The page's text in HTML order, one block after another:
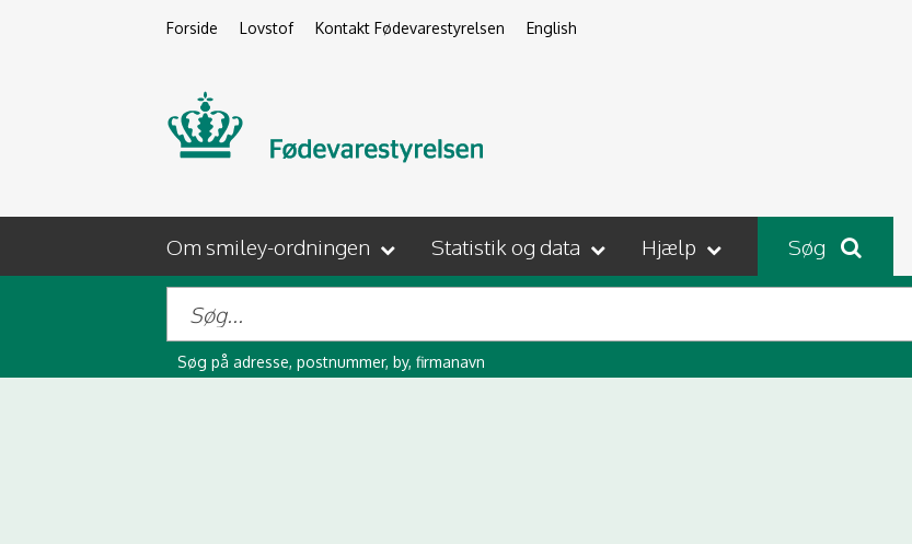
Forside Lovstof Kontakt Fødevarestyrelsen English
Om smiley-ordningen Statistik og data Hjælp Søg
Søg på adresse, postnummer, by, firmanavn